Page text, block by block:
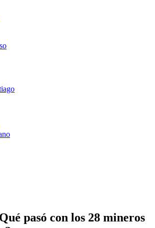
pasó con los 28 mineros